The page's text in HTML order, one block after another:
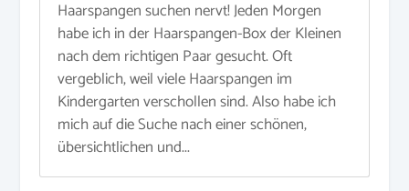
Haarspangen suchen nervt! Jeden Morgen
habe ich in der Haarspangen-Box der Kleinen
nach dem richtigen Paar gesucht. Oft
vergeblich, weil viele Haarspangen im
Kindergarten verschollen sind. Also habe ich
mich auf die Suche nach einer schönen,
übersichtlichen und...